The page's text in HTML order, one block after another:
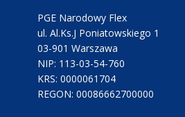
PGE Narodowy Flex
ul. Al.Ks.J Poniatowskiego 1
03-901 Warszawa
NIP: 113-03-54-760
KRS: 0000061704
REGON: 00086662700000